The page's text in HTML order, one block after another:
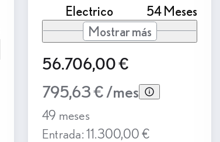
Electrico
54 Meses
Mostrar más
56.706,00 €
795,63 € /mes
49 meses
Entrada: 11.300,00 €